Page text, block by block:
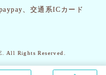
、交通系ICカード
All Rights Reserved.